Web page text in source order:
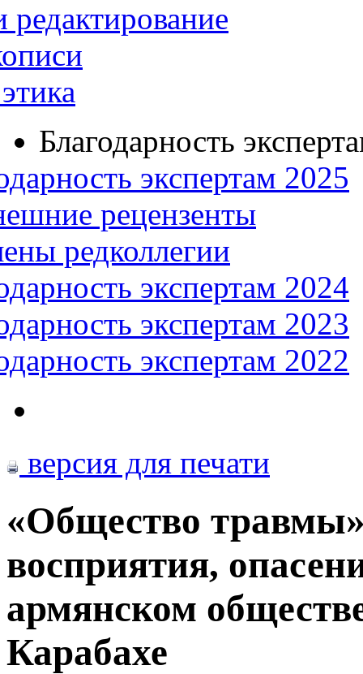
редактирование
Благодарность
экспертам 2025
рецензенты
редколлегии
экспертам 2024
экспертам 2023
экспертам 2022
версия для печати
«Общество
восприятия,
армянском
Карабахе